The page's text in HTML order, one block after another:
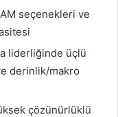
seçenekleri ve
liderliğinde üçlü
derinlik/makro
çözünürlüklü